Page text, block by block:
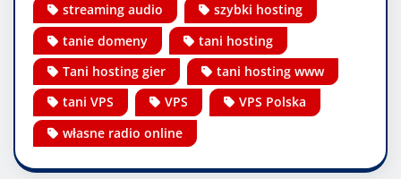
streaming audio
szybki hosting
tanie domeny
tani hosting
Tani hosting gier
tani hosting www
tani VPS
VPS
VPS Polska
własne radio online